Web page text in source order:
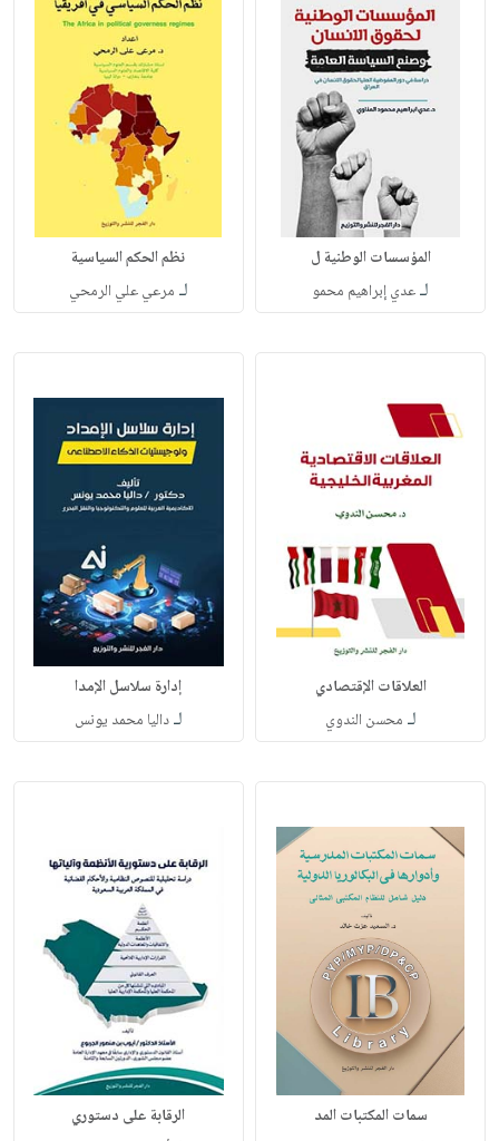
المؤسسات الوطنية ل
لـعدي إبراهيم محمو
نظم الحكم السياسية
لـ مرعي علي الرمحي
العلاقات الإقتصادي
لـ محسن الندوي
إدارة سلاسل الإمدا
لـداليا محمد يونس
سمات المكتبات المد الرقابة على دستوري